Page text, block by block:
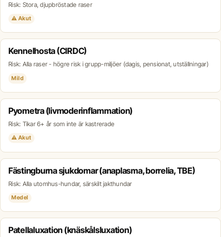
Risk: Stora, djupbröstade raser
⚠ Akut
Kennelhosta (CIRDC)
Risk: Alla raser - högre risk i grupp-miljöer (dagis, pensionat, utställningar)
Mild
Pyometra (livmoderinflammation)
Risk: Tikar 6+ år som inte är kastrerade
⚠ Akut
Fästingburna sjukdomar (anaplasma, borrelia, TBE)
Risk: Alla utomhus-hundar, särskilt jakthundar
Medel
Patellaluxation (knäskålsluxation)